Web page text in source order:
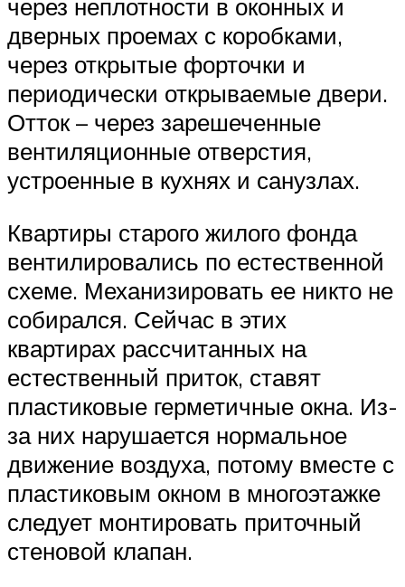
через неплотности в оконных и
дверных проемах с коробками,
через открытые форточки и
периодически открываемые двери.
Отток – через зарешеченные
вентиляционные отверстия,
устроенные в кухнях и санузлах.
Квартиры старого жилого фонда
вентилировались по естественной
схеме. Механизировать ее никто не
собирался. Сейчас в этих
квартирах рассчитанных на
естественный приток, ставят
пластиковые герметичные окна. Из-
за них нарушается нормальное
движение воздуха, потому вместе с
пластиковым окном в многоэтажке
следует монтировать приточный
стеновой клапан.